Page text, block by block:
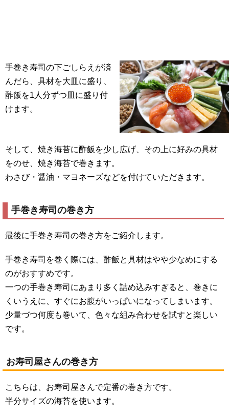
手巻き寿司の下ごしらえが済
んだら、具材を大皿に盛り、
酢飯を1人分ずつ皿に盛り付
けます。
そして、焼き海苔に酢飯を少し広げ、その上に好みの具材
をのせ、焼き海苔で巻きます。
わさび・醤油・マヨネーズなどを付けていただきます。
手巻き寿司の巻き方
最後に手巻き寿司の巻き方をご紹介します。
手巻き寿司を巻く際には、酢飯と具材はやや少なめにする
のがおすすめです。
一つの手巻き寿司にあまり多く詰め込みすぎると、巻きに
くいうえに、すぐにお腹がいっぱいになってしまいます。
少量づつ何度も巻いて、色々な組み合わせを試すと楽しい
です。
お寿司屋さんの巻き方
こちらは、お寿司屋さんで定番の巻き方です。
半分サイズの海苔を使います。